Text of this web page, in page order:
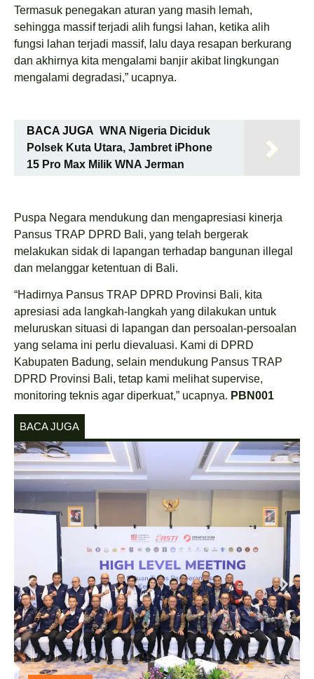
Termasuk penegakan aturan yang masih lemah,
sehingga massif terjadi alih fungsi lahan, ketika alih
fungsi lahan terjadi massif, lalu daya resapan berkurang
dan akhirnya kita mengalami banjir akibat lingkungan
mengalami degradasi,” ucapnya.
BACA JUGA WNA Nigeria Diciduk
Polsek Kuta Utara, Jambret iPhone
15 Pro Max Milik WNA Jerman
Puspa Negara mendukung dan mengapresiasi kinerja
Pansus TRAP DPRD Bali, yang telah bergerak
melakukan sidak di lapangan terhadap bangunan illegal
dan melanggar ketentuan di Bali.
“Hadirnya Pansus TRAP DPRD Provinsi Bali, kita
apresiasi ada langkah-langkah yang dilakukan untuk
meluruskan situasi di lapangan dan persoalan-persoalan
yang selama ini perlu dievaluasi. Kami di DPRD
Kabupaten Badung, selain mendukung Pansus TRAP
DPRD Provinsi Bali, tetap kami melihat supervise,
monitoring teknis agar diperkuat,” ucapnya. PBN001
BACA JUGA